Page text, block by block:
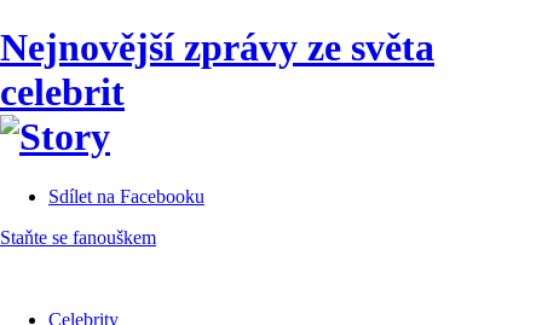
Nejnovější zprávy ze světa
celebrit
Sdílet na Facebooku
Staňte se fanouškem
Celebrity